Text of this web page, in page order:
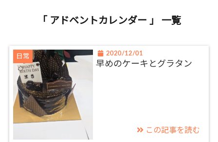
「 アドベントカレンダー 」 一覧
日常 2020/12/01
早めのケーキとグラタン
この記事を読む